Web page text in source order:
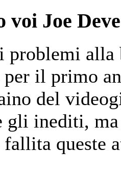
voi Joe
problemi
il primo
del
gli inediti,
queste